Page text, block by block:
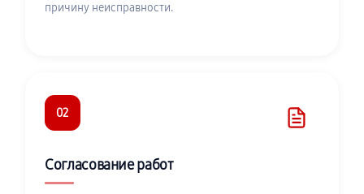
причину неисправности.
02
Согласование работ